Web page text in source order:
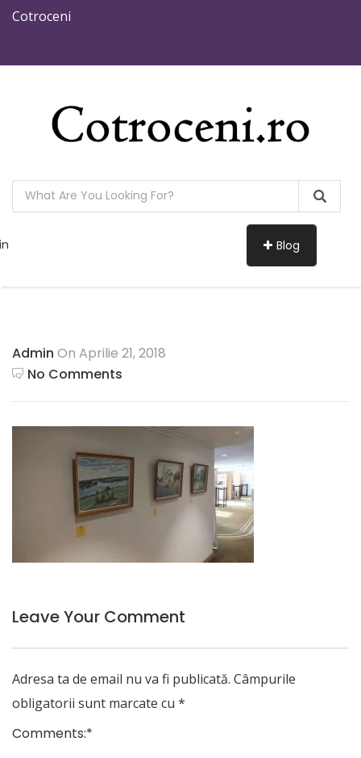
Cotroceni
Blog
Admin On Aprilie 21, 2018
No Comments
Leave Your Comment
Adresa ta de email nu va fi publicată. Câmpurile
obligatorii sunt marcate cu *
Comments:*